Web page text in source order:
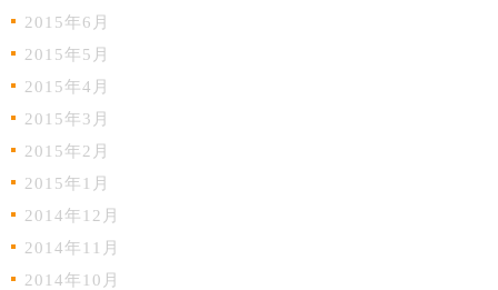
2015年6月
2015年5月
2015年4月
2015年3月
2015年2月
2015年1月
2014年12月
2014年11月
2014年10月